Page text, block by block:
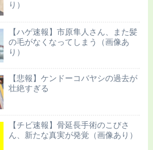
り）
【ハゲ速報】市原隼人さん、また髪
の毛がなくなってしまう（画像あ
り）
【悲報】ケンドーコバヤシの過去が
壮絶すぎる
【チビ速報】骨延長手術のこびさ
ん、新たな真実が発覚（画像あり）